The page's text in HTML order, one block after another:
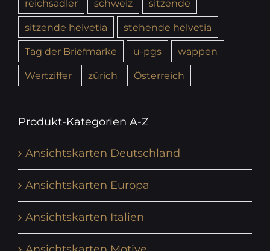
reichsadler
schweiz
sitzende
sitzende helvetia
stehende helvetia
Tag der Briefmarke
u-pgs
wappen
Wertziffer
zürich Österreich
Produkt-Kategorien A-Z
Ansichtskarten Deutschland
Ansichtskarten Europa
Ansichtskarten Italien